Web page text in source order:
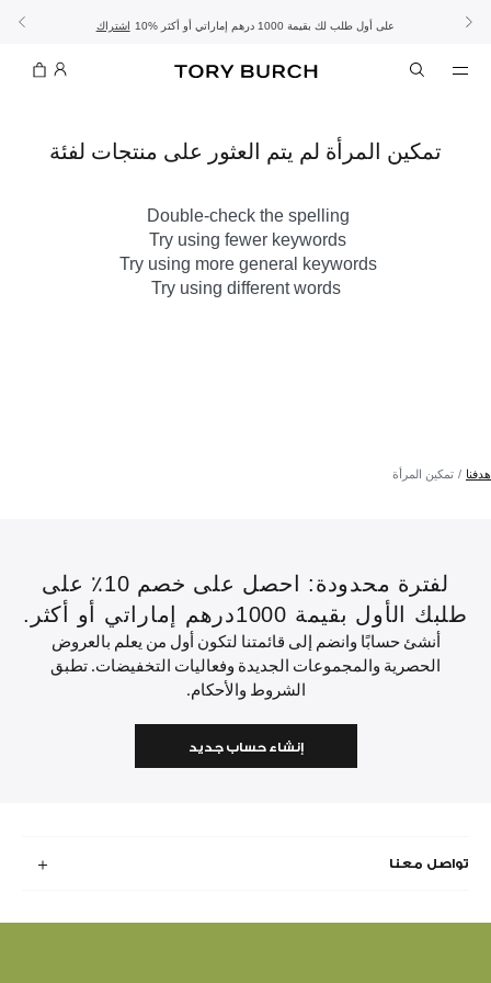
الموسم الجديد: إطلالات العملتسوّقي التشكيلة تشكيلة عيد الأضحىتسوقي اشتراك 10% على أول طلب لك بقيمة 1000 درهم إماراتي أو أكثر تفاصيل - الشحن المجاني تفاصيل - تسوق الآن واستلم في المتجر
تمكين المرأة لم يتم العثور على منتجات لفئة
Double-check the spelling
Try using fewer keywords
Try using more general keywords
Try using different words
هدفنا تمكين المرأة
لفترة محدودة: احصل على خصم 10٪ على
طلبك الأول بقيمة 1000درهم إماراتي أو أكثر.
أنشئ حسابًا وانضم إلى قائمتنا لتكون أول من يعلم بالعروض
الحصرية والمجموعات الجديدة وفعاليات التخفيضات. تطبق
الشروط والأحكام.
إنشاء حساب جديد
تواصل معنا